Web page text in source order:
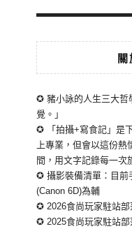
✪ 豬小詠的人生三大哲
覺。」
✪ 「拍攝+寫食記」是
上專業，但會以這份
間，用文字記錄每一次
✪ 攝影裝備清單：目前
(Canon 6D)為輔
✪ 2026食尚玩家駐站部
✪ 2025食尚玩家駐站部